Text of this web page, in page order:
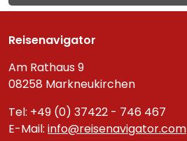
Reisenavigator
Am Rathaus 9
08258 Markneukirchen
Tel: +49 (0) 37422 - 746 467
E-Mail: info@reisenavigator.com